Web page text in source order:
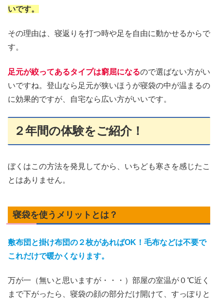
いです。
その理由は、寝返りを打つ時や足を自由に動かせるからで
す。
足元が絞ってあるタイプは窮屈になるので選ばない方がい
いですね。登山なら足元が狭いほうが寝袋の中が温まるの
に効果的ですが、自宅なら広い方がいいです。
２年間の体験をご紹介！
ぼくはこの方法を発見してから、いちども寒さを感じたこ
とはありません。
寝袋を使うメリットとは？
敷布団と掛け布団の２枚があればOK！毛布などは不要で
これだけで暖かくなります。
万が一（無いと思いますが・・・）部屋の室温が０℃近く
まで下がったら、寝袋の顔の部分だけ開けて、すっぽりと